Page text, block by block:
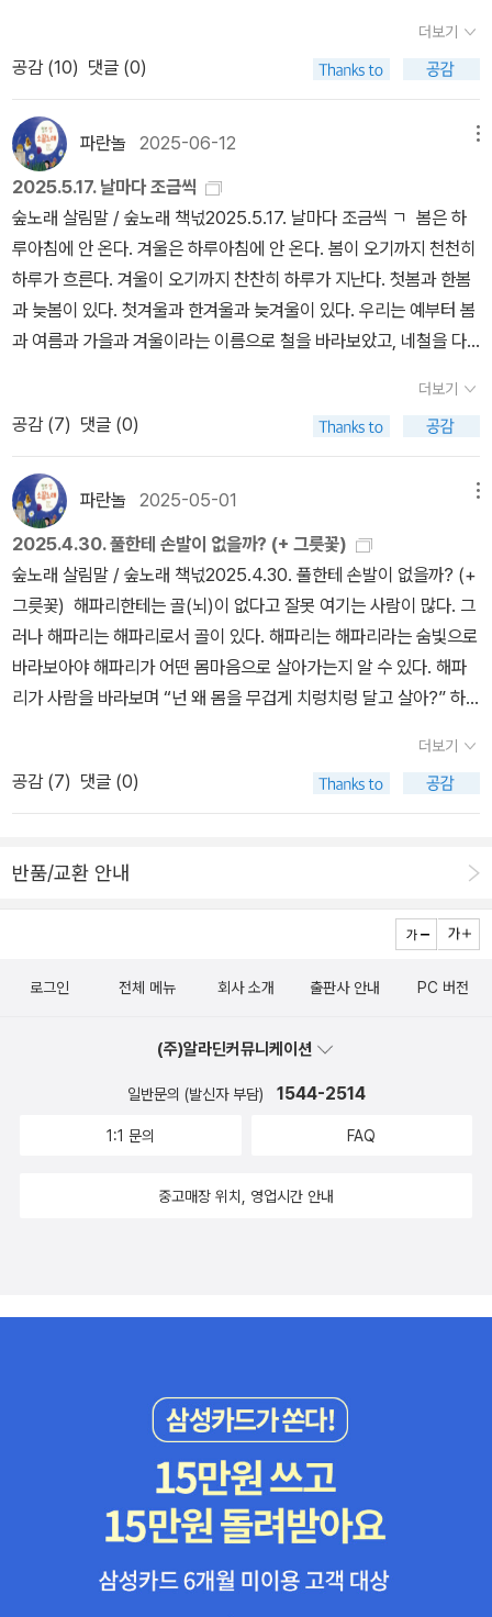
또한 여성 과학자로서의 내밀한 시간들을 고백하며 식물을 이해하고
다. 이전까지는 좋아하는 식물들 속에서 홀로 연구하거나 그림을 그
린 시간들이었다면, 메릴랜드에서 보낸 3년여의 날들은 그가 식물학
자로서 재능이 있는지 자신을 의심했던 과거의 시간들과, 여러 관계
속에서 상처받았던 마음을 치유하는 과정이었다. 연구소 동료들과의
우정, 함께 살았던 할머니·생물 선생님인 친구와의 다정한 관계, 선임
연구원들의 따뜻한 배려, 아마존에서 만난 학생들·농장 봉사활동을
함께했던 사람들과의 경험을 통해 자연을 마주하는 인간으로서도 한
층 성숙해지는 시간이었다. 결국 저자가 이 책에서 담고자 했던 것은
자연이 그러한 것처럼 누군가에 대한 편견 없는 시선과 세상과 사람
대한 사랑이었다. “상냥한 ‘스니퍼 독’으로 이 책이 자연을 사랑하는
음에 와 닿는 이유도 그 때문이다. “우리는 살면서 자신이 지닌 경험
을 바탕으로 하나씩 지식을 넓혀나간다. 경험이 많으면 더 넓고 더 쉽
게 이해한다. 예측도 쉬워진다. 그러나 과연 인간의 지식으로 자연은
예측할 수 있는 것일까? 자연을 공부할 때 언제나 열린 생각을 가져
야 함을 안다. 자연은 복잡하고 거대하고 다양하니까. 결국 마지막 일
곱 번째 종인 이 난초를 위해 내년에 다시 이곳을 방문해야 한다. 하지
만 괜찮다. 운이 나빴다는 생각이 들지 않는다. 이 습지 난초는 끊임없
이 내가 가진 편견을 깨닫게 해주었기 때문이다.”(119쪽)
흐름 속을 열심히 헤엄치는 듯하지만 사실 함께 유유히 흘러가고 있
는지도 모른다. - 1672025. apr.#식물학자의숲속일기 #신혜우
습니다. 사내란 몸을 입고서 태어난 사람은 “저랑 똑같이 몸을 입는
작은사람을 낳는 짝지”를 돌보는 사랑이라는 마음을 낳습니다. 그래
서 두 갈래로 다른 사람은 ‘어른’이라는 이름을 가볍게 왼켠에 놓고서
‘어버이’라는 새이름을 즐거이 오른켠에 놓습니다. 아이를 따로 낳지
않는 어른이라면 굳이 왼오른에 ‘사람빛’을 놓지 않아요. 그저 온자리
에 사람빛을 놓습니다. 아이를 따로 낳는 어른은 왼켠에 어른이란 이
름을 놓고서 오른켠에 어버이라는 이름을 놓는 사람길입니다. 그러니
까 어느 쪽이 낫거나 나쁘지 않은, 둘이 다른 어른살림입니다. 우리는
저마다 다른 몸을 입고서 이 땅에 태어나기에, 가시내랑 사내는 저마
다 다르게 삶을 누리고 짓고 가꾸면서 배운 바를, 둘이 짝지를 맺고 사
귀고 한집을 이룰 적에 서로 들려주고 보여주고 알려주면서 새빛을
열어요. 바로 ‘사랑씨앗’입니다. 이러한 사랑씨앗을 일굴 적에 스스로
‘이야기’를 짓고, 이 이야기를 글이나 그림이나 빛꽃(사진)으로 새삼
수 있습니다. 아이를 따로 안 놓고서 ‘온자리 어른’으로 가만히 살아가
는 오늘길을 글로 쓰거나 그림으로 옮길 수 있습니다. 둘은 다르면서
나란히 맞물리고 나아가는 삶글이요 살림글이며 사랑글입니다. 이 얼
거리를 안 읽거나 등돌릴 적에는 ‘꾸밈글(글만 겉치레로 꾸미기)’에
사로잡히거나 갇힙니다. 요즈음 쏟아지는 숱한 책은 ‘어른글’도 ‘어버
이글’도 ‘사람글’도 아닌 ‘겉글(겉으로만 사람흉내를 내는 껍데기
글)’이기 일쑤입니다. 부디 우리 스스로 넋차릴 노릇입니다. 사람이
라는 몸을 입은 순이돌이로서 즐겁고 신나게 이 기쁜 하루를 마음껏
가꾸고 노래하면 됩니다. 어제그제 부산에서 새삼스레 이야기밭을 일
구고서 밤새 푹 쉬었습니다. 이제 늦여름볕을 듬뿍 누리며 고흥 보금
숲으로 돌아갈 아침입니다.ㅍㄹㄴ* 새로운 우리말꽃(국어사전) 짓는
8* ‘말꽃 짓는 책숲, 숲노래’ 지기(최종규)가 쓴 책을 즐거이 장만해
더보기
공감 (10) 댓글 (0)
파란놀 2025-06-12
2025.5.17. 날마다 조금씩
숲노래 살림말 / 숲노래 책넋2025.5.17. 날마다 조금씩 ㄱ 봄은 하
루아침에 안 온다. 겨울은 하루아침에 안 온다. 봄이 오기까지 천천히
하루가 흐른다. 겨울이 오기까지 찬찬히 하루가 지난다. 첫봄과 한봄
과 늦봄이 있다. 첫겨울과 한겨울과 늦겨울이 있다. 우리는 예부터 봄
과 여름과 가을과 겨울이라는 이름으로 철을 바라보았고, 네철을 다
나무는 여름에 잎을 떨군다. 아니 늦봄 무렵부터 가랑잎을 낸다. 마당
에 동박나무를 심는 사람이라면 서울 한복판에서도 ‘여름가랑잎’을
안다. 바닷마을이나 섬마을에서 살아가는 사람이라면 후박나무도 나
란히 여름가랑잎을 내는 줄 안다. 늘푸른나무는 늘푸른잎을 건사하려
고 여름에 헌잎을 내려놓으면서 새잎을 낸다. 날마다 조금씩 자라면
서 푸르게 물드는 잎이고, 날마다 조금씩 시들면서 노랗게 물드는 잎
이다. 하루아침에 자라지 않고, 하루아침에 시들지 않는다. 삶이란 물
줄기처럼 흐른다. 멧골에서 샘솟아 들숲을 적시며 흐르더니 갯벌을
거쳐서 바다로 스미고는 새삼스레 하늘로 올라서 비로 내리는 물줄기
이다. 삶이란 바람줄기처럼 감돈다. 모든 숨붙이는 들숨날숨을 잇고,
사람과 풀꽃나무는 서로 들숨날숨을 이으면서 푸르게 노래하면서 이
땅에 선다. ㄴ 하루글(일기)이란, 하루를 적는 글이다. 하루글이란,
스스로 살아낸 오늘 하루를 그대로 옮기는 글이다. 하루글이란, 즐겁
받아들이면서 익히려는 글이다. 씨앗 한 톨이 영글기까지 한 해가 걸
는 씨앗 한 톨을 맺는 어른나무로 서기까지 스무 해쯤 느긋이 자란다.
풀포기도 씨앗 한 톨을 맺는 어른풀로 서기까지 긴긴 나날을 가만히
꿈꾸면서 자란다. 힘든 오늘이라면 “아, 힘들어. 한 줄을 적기도 힘들
이고 옮길 수 있다. 고단한 오늘이라면 날짜만 겨우 적고서 넘어갈 수
다. 이렇게 해야 하지 않고, 저렇게 하기에 나쁘지 않다. 하루글도 오
늘글도 삶글도 살림글도 사랑글도 숲글도 노래글도 느낌글도 책글도
스로 살림하는 이곳 이때 이 마음 이 숨결을 쓴다. ㄷ 헨리 데이비드
살림에는 옳고그름이나 좋고나쁨이 없다. 살림은 늘 살림이고, 살림
길이란 살림씨앗을 사뿐히 심으면서 걸어가는 하루이다. 이오덕 님
은 왜 어른일까? 권정생 님은 왜 어른인가? 두 분은 왜 어른일까? 우
리는 오늘 어른인가? 어른이란 먼곳에 있을까? 아이를 낳아 돌보는
누구나 어른이지 않을까? 아이를 안 낳았어도 마을에 있는 모든 아이
를 따사로이 바라보고 돌아볼 줄 알면 언제나 어른이지 않은가? 나이
더보기
공감 (7) 댓글 (0)
파란놀 2025-05-01
2025.4.30. 풀한테 손발이 없을까? (+ 그릇꽃)
숲노래 살림말 / 숲노래 책넋2025.4.30. 풀한테 손발이 없을까? (+
그릇꽃) 해파리한테는 골(뇌)이 없다고 잘못 여기는 사람이 많다. 그
러나 해파리는 해파리로서 골이 있다. 해파리는 해파리라는 숨빛으로
바라보아야 해파리가 어떤 몸마음으로 살아가는지 알 수 있다. 해파
리가 사람을 바라보며 “넌 왜 몸을 무겁게 치렁치렁 달고 살아?” 하
다보며 “넌 골이 크다고 여기는데, 그렇게 커다란 골로 무슨 일을 하
니? 이 별에서 총칼을 만들어서 마구마구 싸우고 서로 미워하고 죽이
는 짓을 그렇게 커다란 골라 만드니?” 하고 묻는다면 무어라 말하겠
다. 아니, 하나도 맞을 수 없다. 풀꽃나무가 사람을 보면, “어머, 쟤들
은 어떻게 뿌리도 잎도 줄기도 가지도 없어? 저러고 어찌 살아?” 하
고 여길는지 모르지만, 정작 풀꽃나무는 사람한테 뿌리나 잎이 없어
도 걱정하거나 따지지 않으니까. 사람이 사람으로서 살림을 지으려
리를 내리면서, 들숲메바다를 통째로 잊어버린 뒤에, 조금이라도 푸
겹집(아파트)에서 집에 꽃그릇(화분)을 들였지 싶”다. 1970∼80년
대까지도 ‘도시 단독주택’에서 살아가는 분들은 마당에 풀꽃나무를
서야 꽃그릇도 마련해서 곳곳에 더 놓기도 했다. ‘분재(盆栽)’는 일
과 뒤꼍을 꾸렸다. 우리나라는 ‘그릇풀’로 풀꽃나무를 길들이려고 하
해바람비를 머금으며 스스로 푸르게 빛날 노릇이라고 여겼다.ㅍㄹㄴ
글 : 숲노래·파란놀(최종규). 낱말책을 쓴다. 《새로 쓰는 말밑 꾸러미
사전》, 《우리말꽃》, 《쉬운 말이 평화》, 《곁말》, 《시골에서 살림 짓는
즐거움》을 썼다. blog.naver.com/hbooklove
더보기
공감 (7) 댓글 (0)
반품/교환 안내
로그인 전체 메뉴 회사 소개 출판사 안내 PC 버전
(주)알라딘커뮤니케이션
일반문의 (발신자 부담) 1544-2514
1:1 문의 FAQ
중고매장 위치, 영업시간 안내